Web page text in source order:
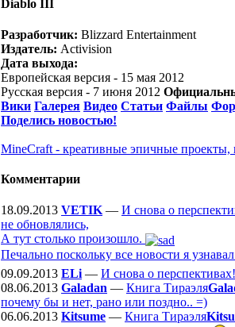
Diablo III
Разработчик: Blizzard Entertainment
Издатель: Activision
Дата выхода:
Европейская версия - 15 мая 2012
Русская версия - 7 июня 2012
Вики Галерея Видео Статьи Файлы
Поделись новостью!
MineCraft - креативные эпичные проекты,
Комментарии
18.09.2013 VETIK — И снова о
не обновлялись,
А тут столько произошло.
Печально поскольку все новости я
09.09.2013 ELi — И снова о перспективах!
08.06.2013 Galadan — Книга Тираэля
почему бы и нет, рано или поздно.. =)
06.06.2013 Kitsume — Книга Тираэля